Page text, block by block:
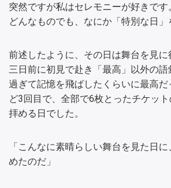
突然ですが私はセレモニーが好きです
どんなものでも、なにか「特別な日」
前述したように、その日は舞台を見に
三日前に初見で赴き「最高」以外の
過ぎて記憶を飛ばしたくらいに最高だ
ど3回目で、全部で6枚とったチケッ
拝める日でした。
「こんなに素晴らしい舞台を見た日
めたのだ」